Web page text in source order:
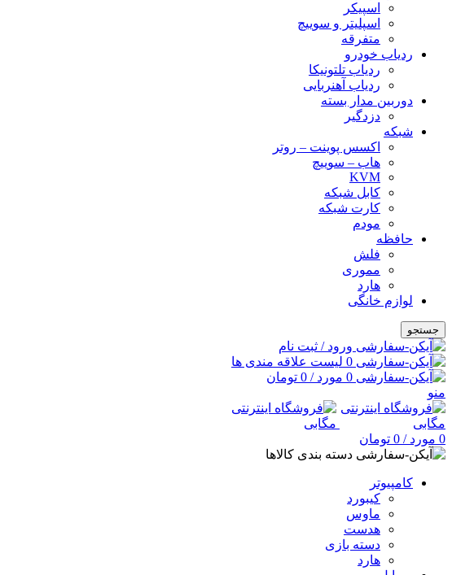
اسپیکر
اسپلیتر و سوییچ
متفرقه
ردیاب خودرو
ردیاب تلتونیکا
ردیاب آهنربایی
دوربین مدار بسته
دزدگیر
شبکه
اکسس پوینت – روتر
هاب – سوییچ
KVM
کابل شبکه
کارت شبکه
مودم
حافظه
فلش
مموری
هارد
لوازم خانگی
جستجو
ورود / ثبت نام
0 لیست علاقه مندی ها
0 مورد/
0 تومان
منو
0 مورد/
0 تومان
دسته بندی کالاها
کامپیوتر
کیبورد
ماوس
هدست
دسته بازی
هارد